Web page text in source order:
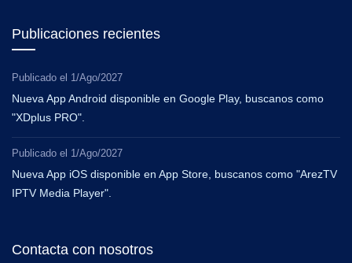
Publicaciones recientes
Publicado el 1/Ago/2027
Nueva App Android disponible en Google Play, buscanos como
"XDplus PRO".
Publicado el 1/Ago/2027
Nueva App iOS disponible en App Store, buscanos como "ArezTV
IPTV Media Player".
Contacta con nosotros